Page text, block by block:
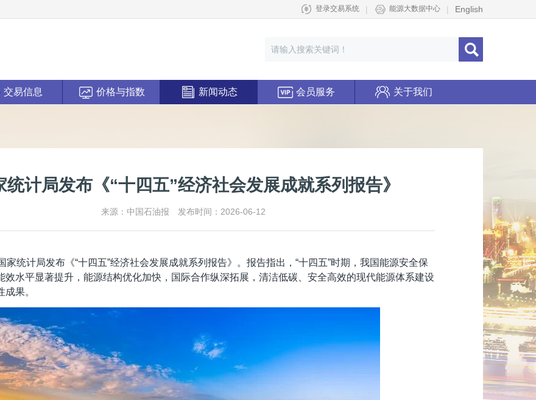
登录交易系统 | 能源大数据中心 | English
交易信息 价格与指数 新闻动态 会员服务 关于我们
统计局发布《“十四五”经济社会发展成就系列报告》
来源：中国石油报 发布时间：2026-06-12
家统计局发布《“十四五”经济社会发展成就系列报告》。报告指出，“十四五”时期，我国能源安全保
效水平显著提升，能源结构优化加快，国际合作纵深拓展，清洁低碳、安全高效的现代能源体系建设
果。